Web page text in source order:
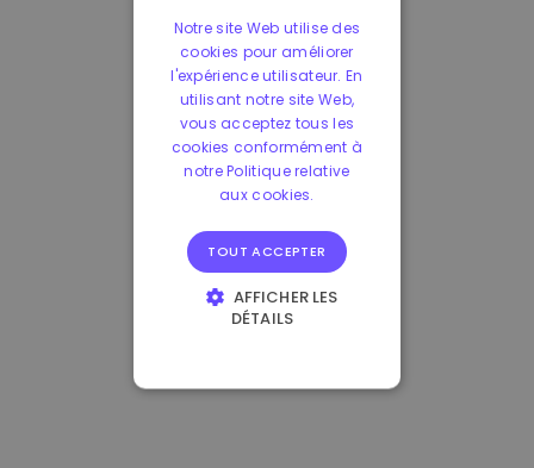
Notre site Web utilise des
cookies pour améliorer
l'expérience utilisateur. En
utilisant notre site Web,
vous acceptez tous les
cookies conformément à
notre Politique relative
aux cookies.
TOUT ACCEPTER
AFFICHER LES
DÉTAILS